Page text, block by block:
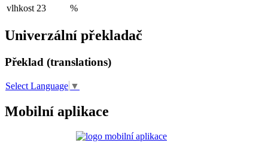
vlhkost 23 %
Univerzální překladač
Překlad (translations)
Select Language ▼
Mobilní aplikace